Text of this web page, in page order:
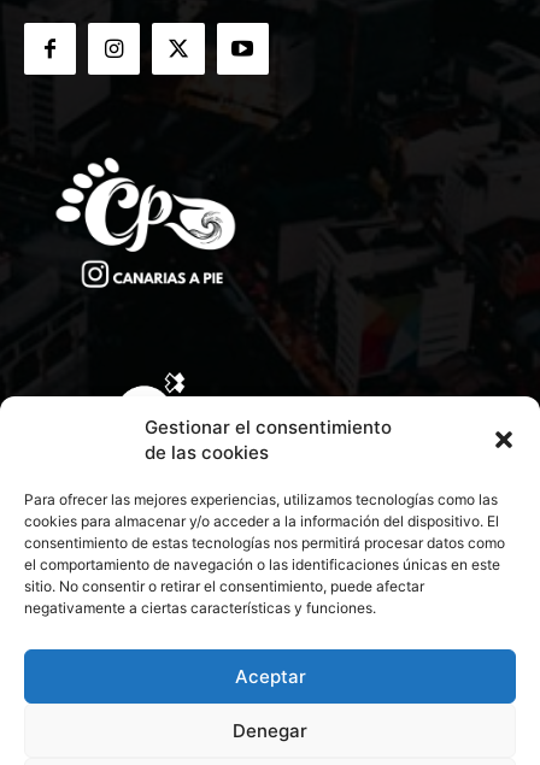
Gestionar el consentimiento
de las cookies
Para ofrecer las mejores experiencias, utilizamos tecnologías como las
cookies para almacenar y/o acceder a la información del dispositivo. El
consentimiento de estas tecnologías nos permitirá procesar datos como
el comportamiento de navegación o las identificaciones únicas en este
sitio. No consentir o retirar el consentimiento, puede afectar
negativamente a ciertas características y funciones.
Aceptar
Denegar
CONTACTA CON NOSOTROS